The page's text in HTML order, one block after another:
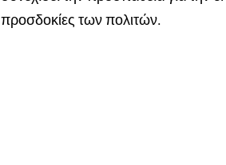
προσδοκίες των πολιτών.